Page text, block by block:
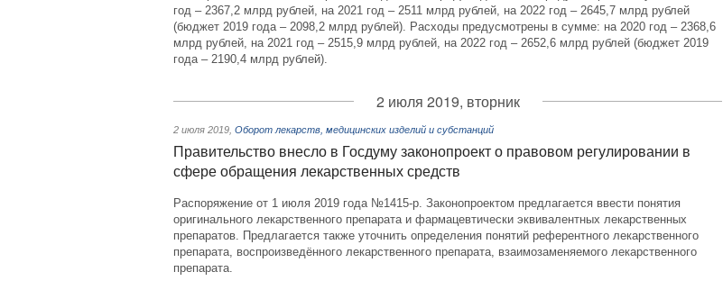
год – 2367,2 млрд рублей, на 2021 год – 2511 млрд рублей, на 2022 год – 2645,7 млрд рублей
(бюджет 2019 года – 2098,2 млрд рублей). Расходы предусмотрены в сумме: на 2020 год – 2368,6
млрд рублей, на 2021 год – 2515,9 млрд рублей, на 2022 год – 2652,6 млрд рублей (бюджет 2019
года – 2190,4 млрд рублей).
2 июля 2019, вторник
2 июля 2019 Оборот лекарств, медицинских изделий и субстанций
Правительство внесло в Госдуму законопроект о правовом регулировании в
сфере обращения лекарственных средств
Распоряжение от 1 июля 2019 года №1415-р. Законопроектом предлагается ввести понятия
оригинального лекарственного препарата и фармацевтически эквивалентных лекарственных
препаратов. Предлагается также уточнить определения понятий референтного лекарственного
препарата, воспроизведённого лекарственного препарата, взаимозаменяемого лекарственного
препарата.